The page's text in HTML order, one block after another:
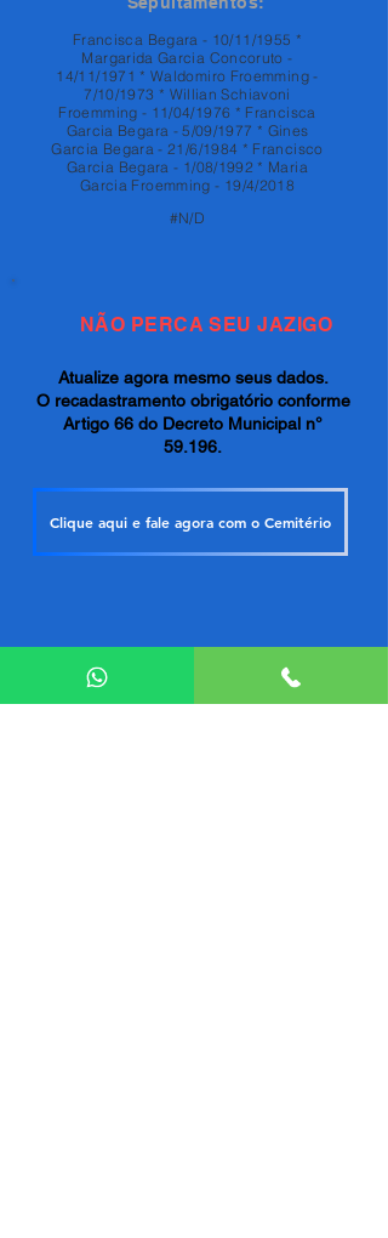
Francisca Begara - 10/11/1955 *
Margarida Garcia Concoruto -
14/11/1971 * Waldomiro Froemming -
7/10/1973 * Willian Schiavoni
Froemming - 11/04/1976 * Francisca
Garcia Begara - 5/09/1977 * Gines
Garcia Begara - 21/6/1984 * Francisco
Garcia Begara - 1/08/1992 * Maria
Garcia Froemming - 19/4/2018
#N/D
NÃO PERCA SEU JAZIGO
Atualize agora mesmo seus dados.
O recadastramento obrigatório conforme
Artigo 66 do Decreto Municipal n°
59.196.
Clique aqui e fale agora com o Cemitério